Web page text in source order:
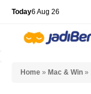
Skip
content
Today6 Aug 26
Home » Mac & Win »